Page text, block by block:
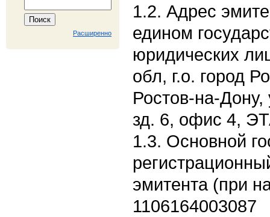
Расширенно
1.2. Адрес
едином
юридических
обл, г.о. город
Ростов-на-
зд. 6, офис 4,
1.3. Основной
эмитента (при
1106164003087